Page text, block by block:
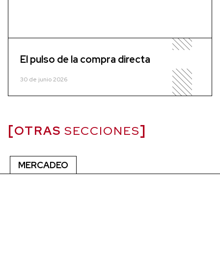
El pulso de la compra directa
30 de junio 2026
OTRAS SECCIONES
MERCADEO